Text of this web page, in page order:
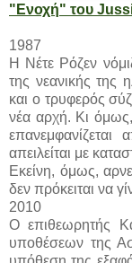
"Ενοχή" του
1987
Η Νέτε Ρόζεν
της νεανικής της
και ο τρυφερός
νέα αρχή. Κι
απειλείται με
Εκείνη, όμως,
δεν πρόκειται να
2010
Ο επιθεωρητής
υποθέσεων της